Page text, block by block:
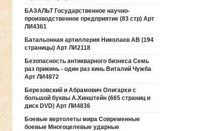
БАЗАЛЬТ Государственное научно-
производственное предприятие (83 стр) Арт
ЛИ4361
Батальонная артиллерия Николаев АВ (194
страницы) Арт ЛИ2118
Безопасность антикварного бизнеса Семь
раз прикинь - один раз кинь Виталий Чужба
Арт ЛИ4872
Березовский и Абрамович Олигархи с
большой буквы А.Хинштейн (665 страниц и
диск DVD) Арт ЛИ4836
Боевые вертолеты мира Современные
боевые Многоцелевые ударные